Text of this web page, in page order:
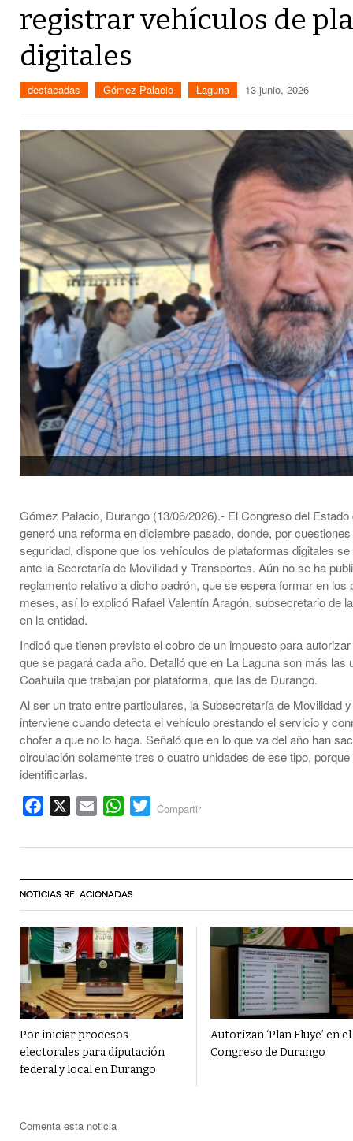
registrar vehículos de
digitales
destacadas Gómez Palacio Laguna 13 junio, 2026
Gómez Palacio, Durango (13/06/2026).- El Congreso del Estado
generó una reforma en diciembre pasado, donde, por
seguridad, dispone que los vehículos de plataformas digitales
ante la Secretaría de Movilidad y Transportes. Aún no se ha
reglamento relativo a dicho padrón, que se espera formar en los
meses, así lo explicó Rafael Valentín Aragón, subsecretario de
en la entidad.
Indicó que tienen previsto el cobro de un impuesto para
que se pagará cada año. Detalló que en La Laguna son más las
Coahuila que trabajan por plataforma, que las de Durango.
Al ser un trato entre particulares, la Subsecretaría de Movilidad
interviene cuando detecta el vehículo prestando el servicio y
chofer a que no lo haga. Señaló que en lo que va del año han
circulación solamente tres o cuatro unidades de ese tipo,
identificarlas.
Facebook Email WhatsApp
Twitter
Compartir
NOTICIAS RELACIONADAS
Por iniciar procesos
electorales para diputación
federal y local en Durango
Autorizan ‘Plan Fluye’ en el
Congreso de Durango
Comenta esta noticia